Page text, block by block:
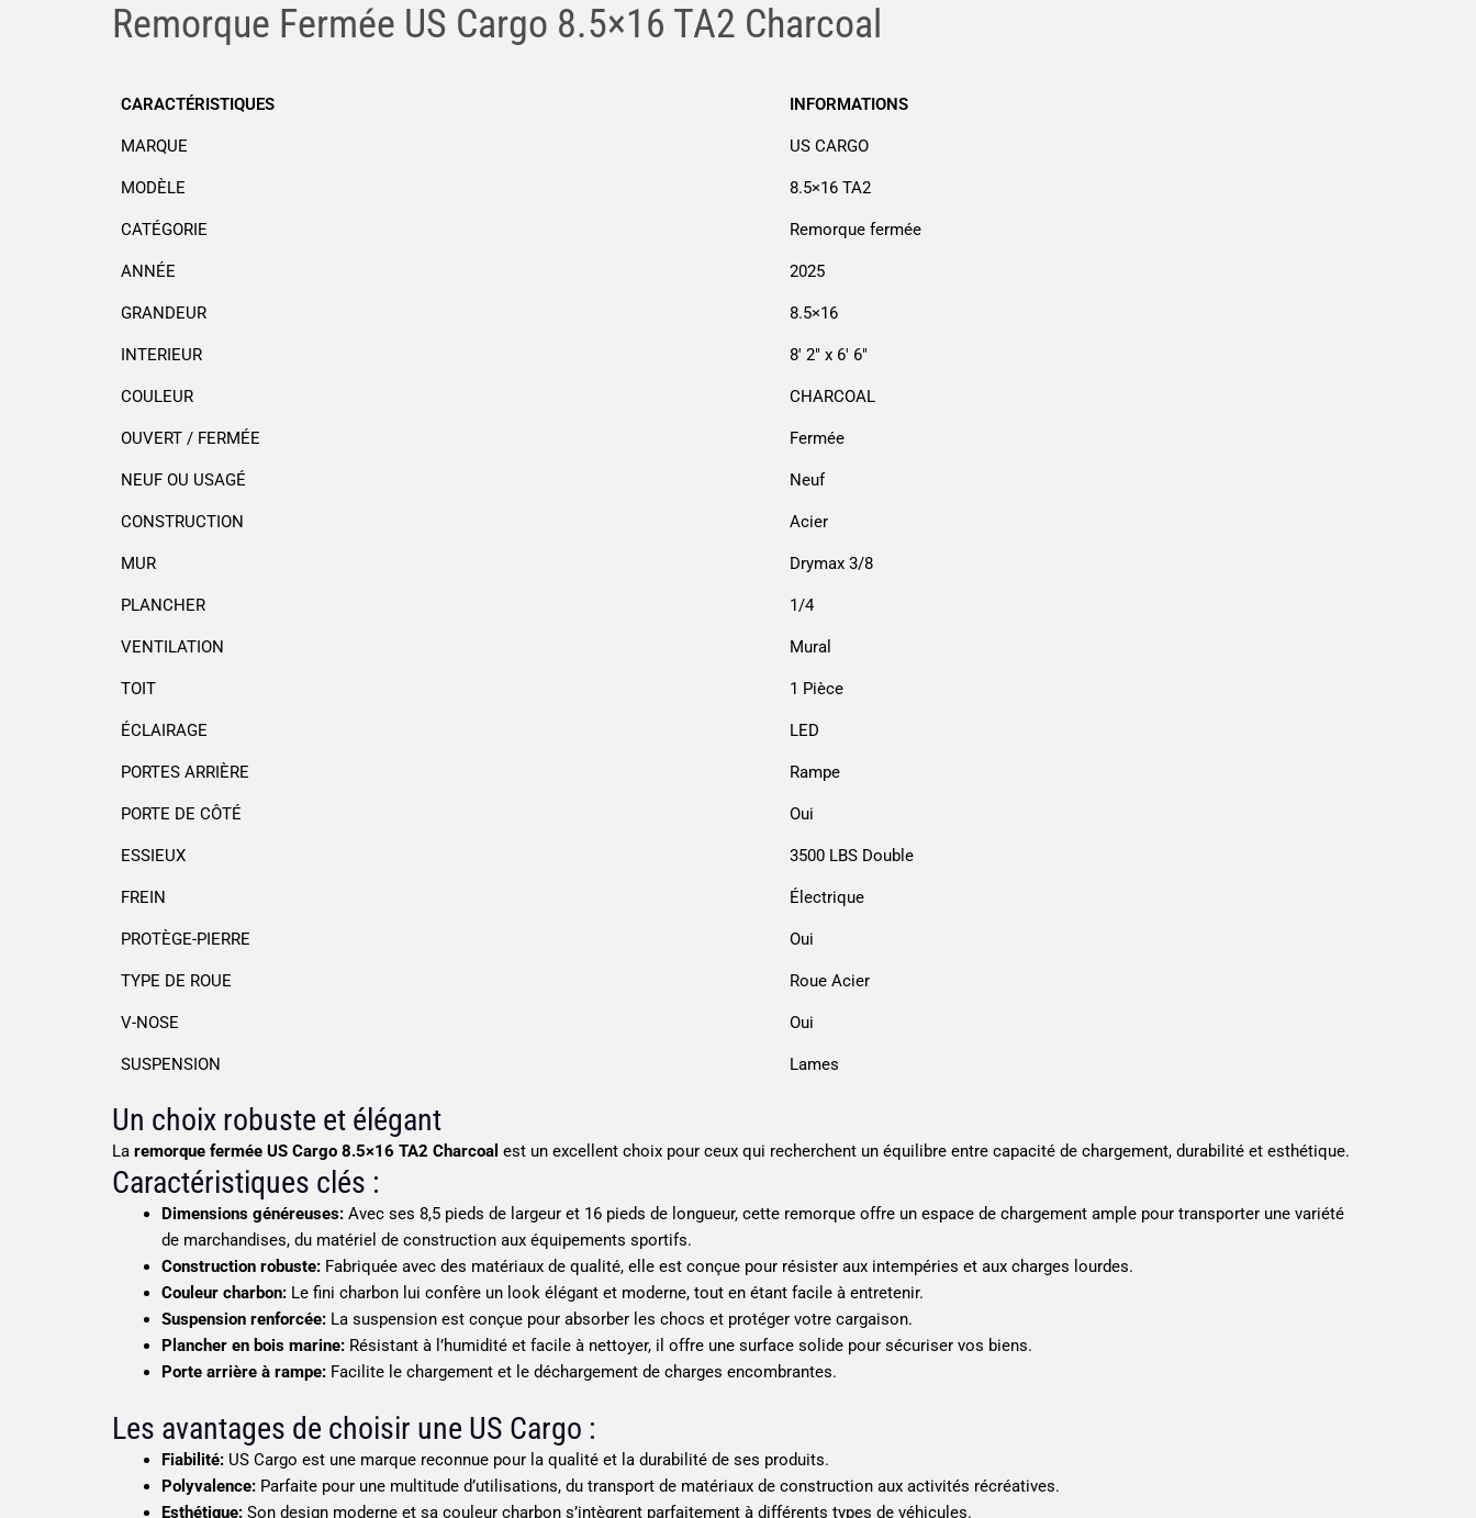
Remorque Fermée US Cargo 8.5×16 TA2 Charcoal
CARACTÉRISTIQUES INFORMATIONS
MARQUE US CARGO
MODÈLE 8.5×16 TA2
CATÉGORIE Remorque fermée
ANNÉE 2025
GRANDEUR 8.5×16
INTERIEUR 8' 2" x 6' 6"
COULEUR CHARCOAL
OUVERT / FERMÉE Fermée
NEUF OU USAGÉ Neuf
CONSTRUCTION Acier
MUR Drymax 3/8
PLANCHER 1/4
VENTILATION Mural
TOIT 1 Pièce
ÉCLAIRAGE LED
PORTES ARRIÈRE Rampe
PORTE DE CÔTÉ Oui
ESSIEUX 3500 LBS Double
FREIN Électrique
PROTÈGE-PIERRE Oui
TYPE DE ROUE Roue Acier
V-NOSE Oui
SUSPENSION Lames
Un choix robuste et élégant
La remorque fermée US Cargo 8.5×16 TA2 Charcoal est un excellent choix pour ceux qui recherchent un équilibre entre capacité de chargement, durabilité et esthétique.
Caractéristiques clés :
Dimensions généreuses: Avec ses 8,5 pieds de largeur et 16 pieds de longueur, cette remorque offre un espace de chargement ample pour transporter une variété
de marchandises, du matériel de construction aux équipements sportifs.
Construction robuste: Fabriquée avec des matériaux de qualité, elle est conçue pour résister aux intempéries et aux charges lourdes.
Couleur charbon: Le fini charbon lui confère un look élégant et moderne, tout en étant facile à entretenir.
Suspension renforcée: La suspension est conçue pour absorber les chocs et protéger votre cargaison.
Plancher en bois marine: Résistant à l’humidité et facile à nettoyer, il offre une surface solide pour sécuriser vos biens.
Porte arrière à rampe: Facilite le chargement et le déchargement de charges encombrantes.
Les avantages de choisir une US Cargo :
Fiabilité: US Cargo est une marque reconnue pour la qualité et la durabilité de ses produits.
Polyvalence: Parfaite pour une multitude d’utilisations, du transport de matériaux de construction aux activités récréatives.
Esthétique: Son design moderne et sa couleur charbon s’intègrent parfaitement à différents types de véhicules.